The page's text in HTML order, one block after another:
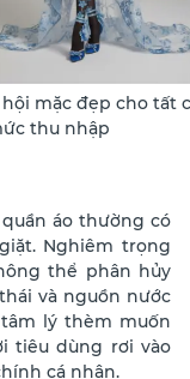
mặc đẹp cho tất
thu nhập
áo thường có
Nghiêm trọng
thể phân hủy
và nguồn nước
lý thèm muốn
tiêu dùng rơi vào
cá nhân.